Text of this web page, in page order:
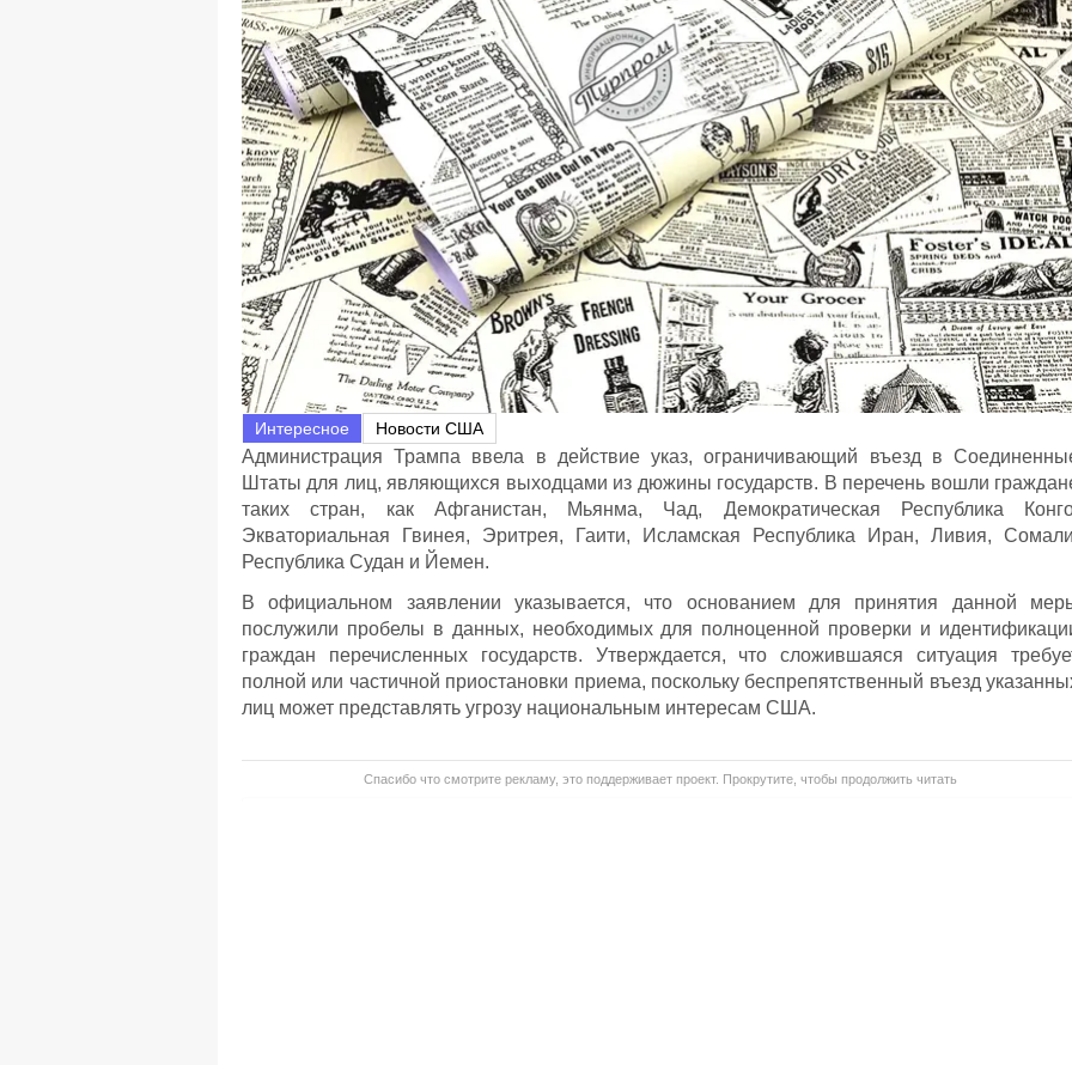
Интересное Новости США
Администрация Трампа ввела в действие указ, ограничивающий въезд в
Штаты для лиц, являющихся выходцами из дюжины государств. В перечень вошли
таких стран, как Афганистан, Мьянма, Чад, Демократическая Республика
Экваториальная Гвинея, Эритрея, Гаити, Исламская Республика Иран, Ливия,
Республика Судан и Йемен.
В официальном заявлении указывается, что основанием для принятия данной
послужили пробелы в данных, необходимых для полноценной проверки и
граждан перечисленных государств. Утверждается, что сложившаяся ситуация
полной или частичной приостановки приема, поскольку беспрепятственный въезд
лиц может представлять угрозу национальным интересам США.
Спасибо что смотрите рекламу, это поддерживает проект. Прокрутите, чтобы продолжить читать